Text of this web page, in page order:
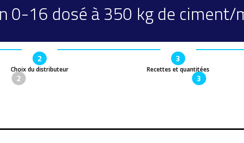
0-16 dosé à 350 kg de ciment/
2
Choix du distributeur
3
Recettes et quantitées
2 3